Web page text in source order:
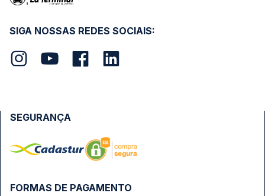
SIGA NOSSAS REDES SOCIAIS:
FORMAS DE PAGAMENTO
SEGURANÇA